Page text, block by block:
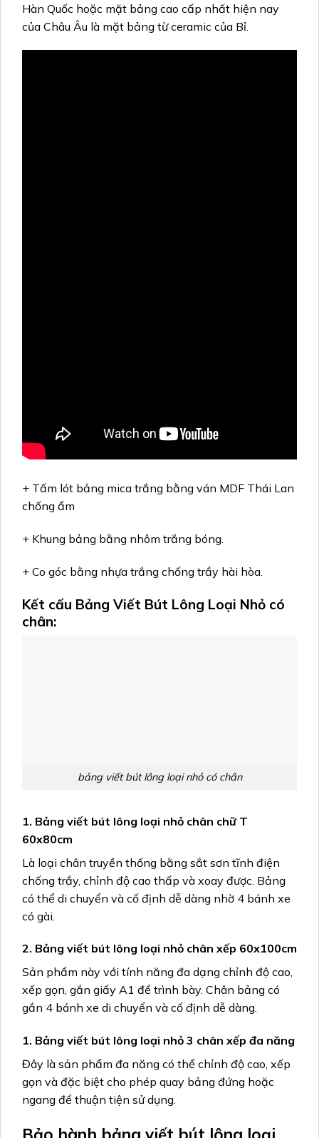
Hàn Quốc hoặc mặt bảng cao cấp nhất hiện nay
của Châu Âu là mặt bảng từ ceramic của Bỉ.
+ Tấm lót bảng mica trắng bằng ván MDF Thái Lan
chống ẩm
+ Khung bảng bằng nhôm trắng bóng.
+ Co góc bằng nhựa trắng chống trầy hài hòa.
Kết cấu Bảng Viết Bút Lông Loại Nhỏ có
chân:
bảng viết bút lông loại nhỏ có chân
1. Bảng viết bút lông loại nhỏ chân chữ T
60x80cm
Là loại chân truyền thống bằng sắt sơn tĩnh điện
chống trầy, chỉnh độ cao thấp và xoay được. Bảng
có thể di chuyển và cố định dễ dàng nhờ 4 bánh xe
có gài.
2. Bảng viết bút lông loại nhỏ chân xếp 60x100cm
Sản phẩm này với tính năng đa dạng chỉnh độ cao,
xếp gọn, gắn giấy A1 để trình bày. Chân bảng có
gắn 4 bánh xe di chuyển và cố định dễ dàng.
1. Bảng viết bút lông loại nhỏ 3 chân xếp đa năng
Đây là sản phẩm đa năng có thể chỉnh độ cao, xếp
gọn và đặc biệt cho phép quay bảng đứng hoặc
ngang để thuận tiện sử dụng.